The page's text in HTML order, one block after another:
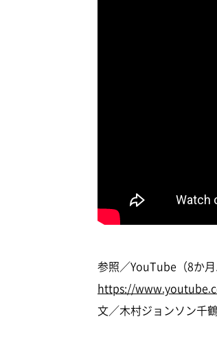
参照／YouTube（8か
https://
文／木村ジョンソン千